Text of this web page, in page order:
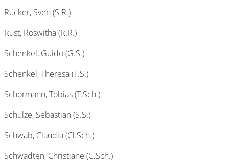
Rücker, Sven (S.R.)
Rust, Roswitha (R.R.)
Schenkel, Guido (G.S.)
Schenkel, Theresa (T.S.)
Schormann, Tobias (T.Sch.)
Schulze, Sebastian (S.S.)
Schwab, Claudia (Cl.Sch.)
Schwadten, Christiane (C.Sch.)